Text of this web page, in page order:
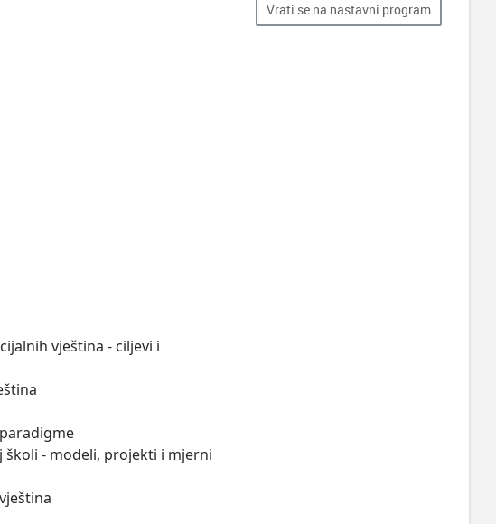
Vrati se na nastavni program
vještina - ciljevi i
školi - modeli, projekti i mjerni